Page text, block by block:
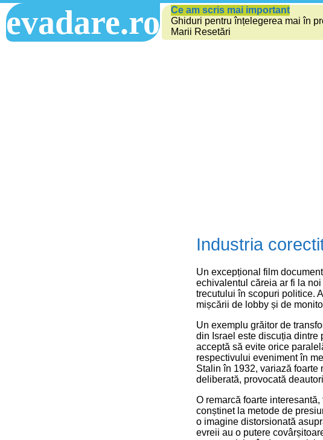
evadare.ro
Ce am scris mai important
Ghiduri pentru înțelegerea mai în
Marii Resetări
Industria
Un excepțional film
echivalentul căreia ar fi la
trecutului în scopuri politice.
mișcării de lobby și de
Un exemplu grăitor de
din Israel este discuția dintre
acceptă să evite orice
respectivului eveniment în
Stalin în 1932, variază foarte
deliberată, provocată
O remarcă foarte
conștinet la metode de
o imagine distorsionată
evreii au o putere